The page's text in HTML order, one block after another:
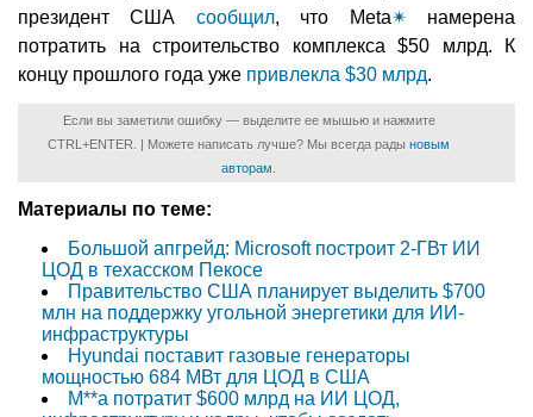
президент США сообщил, что Meta✴ намерена
потратить на строительство комплекса $50 млрд. К
концу прошлого года уже привлекла $30 млрд.
Если вы заметили ошибку — выделите ее мышью и нажмите
CTRL+ENTER. | Можете написать лучше? Мы всегда рады новым
авторам
Материалы по теме:
Большой апгрейд: Microsoft построит 2-ГВт ИИ
ЦОД в техасском Пекосе
Правительство США планирует выделить $700
млн на поддержку угольной энергетики для ИИ-
инфраструктуры
Hyundai поставит газовые генераторы
мощностью 684 МВт для ЦОД в США
M**a потратит $600 млрд на ИИ ЦОД,